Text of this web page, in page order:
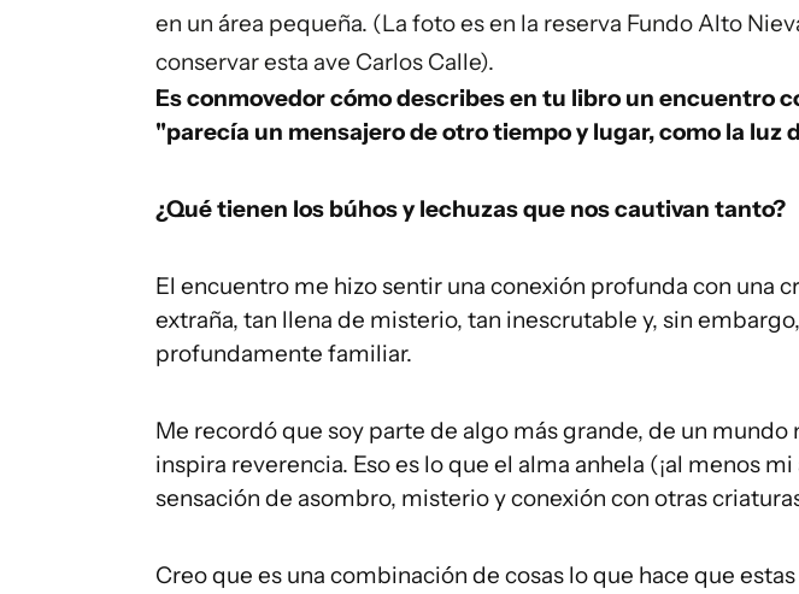
en un área pequeña. (La foto es en la reserva Fundo Alto
conservar esta ave Carlos Calle).
Es conmovedor cómo describes en tu libro un encuentro
"parecía un mensajero de otro tiempo y lugar, como la luz
¿Qué tienen los búhos y lechuzas que nos cautivan tanto?
El encuentro me hizo sentir una conexión profunda con una
extraña, tan llena de misterio, tan inescrutable y, sin
profundamente familiar.
Me recordó que soy parte de algo más grande, de un mundo
inspira reverencia. Eso es lo que el alma anhela (¡al menos
sensación de asombro, misterio y conexión con otras
Creo que es una combinación de cosas lo que hace que estas